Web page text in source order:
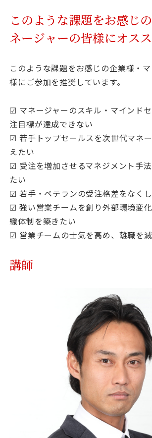
このような課題をお感じ
ネージャーの皆様にオス
このような課題をお感じの企業様・
様にご参加を推奨しています。
☑ マネージャーのスキル・マインド
注目標が達成できない
☑ 若手トップセールスを次世代マネ
えたい
☑ 受注を増加させるマネジメント手
たい
☑ 若手・ベテランの受注格差をなく
☑ 強い営業チームを創り外部環境変
織体制を築きたい
☑ 営業チームの士気を高め、離職を
講師